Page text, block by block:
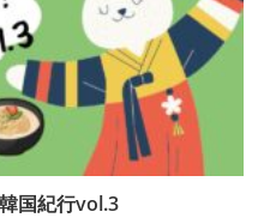
国紀行vol.3